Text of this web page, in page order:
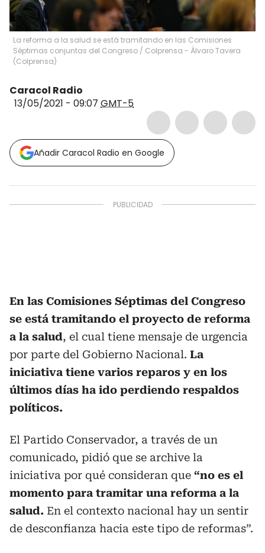
La reforma a la salud se está tramitando en las Comisiones
Séptimas conjuntas del Congreso / Colprensa - Álvaro Tavera
(Colprensa)
Caracol Radio
13/05/2021 - 09:07 GMT-5
Añadir Caracol Radio en Google
En las Comisiones Séptimas del Congreso
se está tramitando el proyecto de reforma
a la salud, el cual tiene mensaje de urgencia
por parte del Gobierno Nacional. La
iniciativa tiene varios reparos y en los
últimos días ha ido perdiendo respaldos
políticos.
El Partido Conservador, a través de un
comunicado, pidió que se archive la
iniciativa por qué consideran que “no es el
momento para tramitar una reforma a la
salud. En el contexto nacional hay un sentir
de desconfianza hacia este tipo de reformas”.